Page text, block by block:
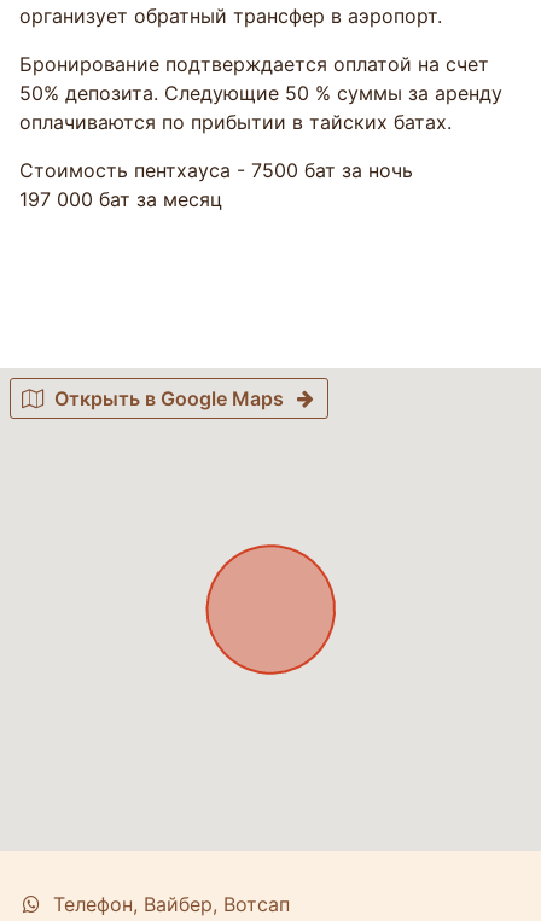
организует обратный трансфер в аэропорт.
Бронирование подтверждается оплатой на счет
50% депозита. Следующие 50 % суммы за аренду
оплачиваются по прибытии в тайских батах.
Стоимость пентхауса - 7500 бат за ночь
197 000 бат за месяц
Открыть в Google Maps
Телефон, Вайбер, Вотсап